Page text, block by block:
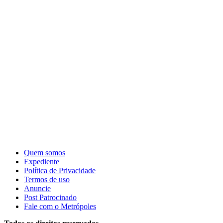
Quem somos
Expediente
Política de Privacidade
Termos de uso
Anuncie
Post Patrocinado
Fale com o Metrópoles